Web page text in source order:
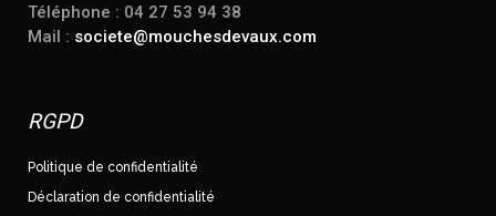
Téléphone : 04 27 53 94 38
Mail : societe@mouchesdevaux.com
RGPD
Politique de confidentialité
Déclaration de confidentialité